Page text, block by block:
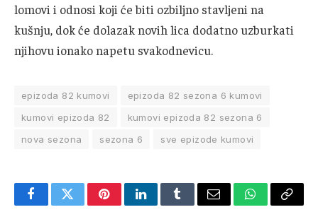
lomovi i odnosi koji će biti ozbiljno stavljeni na
kušnju, dok će dolazak novih lica dodatno uzburkati
njihovu ionako napetu svakodnevicu.
epizoda 82 kumovi
epizoda 82 sezona 6 kumovi
kumovi epizoda 82
kumovi epizoda 82 sezona 6
nova sezona
sezona 6 sve epizode kumovi
FacebookTwitterPinterestLinkedInTumblrEmail WhatsApp
Copy